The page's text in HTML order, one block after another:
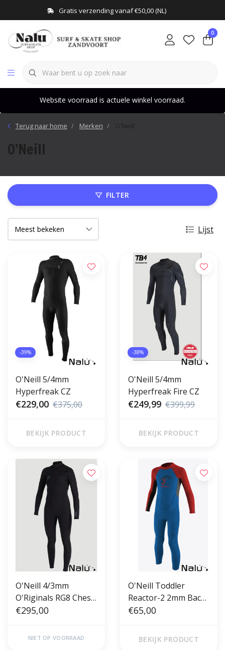
Gratis verzending vanaf €50,00 (NL)
0
Website voorraad is actuele winkel voorraad.
Terug naar home Merken O'Neill
O'Neill
FILTER
Lijst
-39%
O'Neill 5/4mm
Hyperfreak CZ
€229,00 €375,00
BEKIJK PRODUCT
-38%
O'Neill 5/4mm
Hyperfreak Fire CZ
€249,99 €399,99
BEKIJK PRODUCT
O'Neill 4/3mm
O'Riginals RG8 Chest
Zip Black
€295,00
NIET OP VOORRAAD
O'Neill Toddler
Reactor-2 2mm Back
Zip Full Ocean Red
€65,00
BEKIJK PRODUCT